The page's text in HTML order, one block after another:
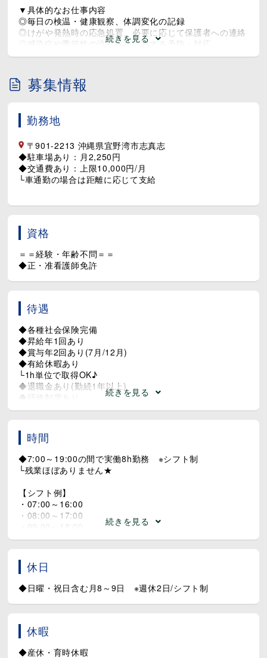
続きを見る
▼具体的なお仕事内容
◎毎日の検温・健康観察、体調変化の記録
◎けがや発熱時の応急処置、必要に応じて保護者への連絡
◎感染症や季節性の流行疾患に対する予防・対応
◎園内の衛生・安全管理（手洗い指導、消毒、環境整備な
◎保育士と連携しながら、日常保育の補助（お散歩の補
助）
子どもたちの「ちょっとした変化」に気づける看護師さん
の存在は、園にとって大切な存在です。
心してお仕事ができます。
医療現場のような急変対応は少なく、子どもたちの笑顔に
囲まれながらゆったりと働ける環境です(^^)/
募集情報
勤務地
〒901-2213 沖縄県宜野湾市志真志
◆駐車場あり：月2,250円
◆交通費あり：上限10,000円/月
└車通勤の場合は距離に応じて支給
資格
＝＝経験・年齢不問＝＝
◆正・准看護師免許
待遇
続きを見る
◆各種社会保険完備
◆昇給年1回あり
◆賞与年2回あり(7月/12月)
◆有給休暇あり
└1h単位で取得OK♪
◆退職金あり(勤続1年以上)
◆研修制度あり
◆【宜野湾市在住の方対象】住宅手当あり(上限53,000円/
◆給食あり(4,000円/月)
時間
続きを見る
◆7:00～19:00の間で実働8h勤務 ※シフト制
└残業ほぼありません★
【シフト例】
・07:00～16:00
・08:00～17:00
・09:00～18:00
・10:00～19:00
※固定勤務相談OK♪
休日
◆日曜・祝日含む月8～9日 ※週休2日/シフト制
休暇
◆産休・育時休暇